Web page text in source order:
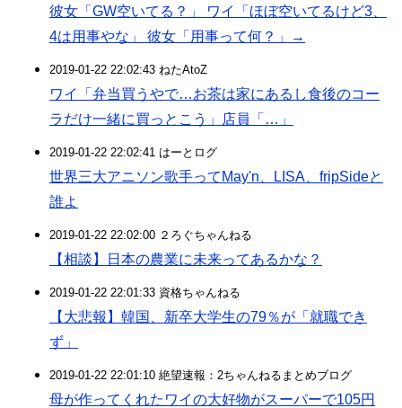
彼女「GW空いてる？」 ワイ「ほぼ空いてるけど3、
4は用事やな」 彼女「用事って何？」→
2019-01-22 22:02:43 ねたAtoZ
ワイ「弁当買うやで…お茶は家にあるし食後のコー
ラだけ一緒に買っとこう」店員「…」
2019-01-22 22:02:41 はーとログ
世界三大アニソン歌手ってMay'n、LISA、fripSideと
誰よ
2019-01-22 22:02:00 ２ろぐちゃんねる
【相談】日本の農業に未来ってあるかな？
2019-01-22 22:01:33 資格ちゃんねる
【大悲報】韓国、新卒大学生の79％が「就職でき
ず」
2019-01-22 22:01:10 絶望速報：2ちゃんねるまとめブログ
母が作ってくれたワイの大好物がスーパーで105円